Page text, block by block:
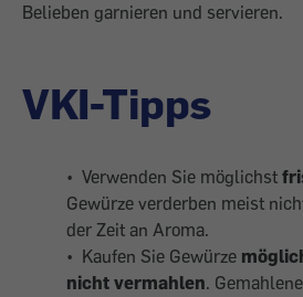
Belieben garnieren und servieren.
VKI-Tipps
• Verwenden Sie möglichst
Gewürze verderben meist
der Zeit an Aroma.
• Kaufen Sie Gewürze
nicht vermahlen.